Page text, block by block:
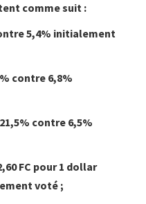
comme suit :
5,4% initialement
contre 6,8%
contre 6,5%
FC pour 1 dollar
voté ;